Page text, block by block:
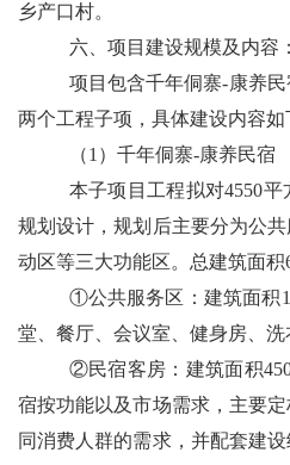
乡产口村。
六、项目建设规模及内容：
项目包含千年侗寨-康养
两个工程子项，具体建设内容如
（1 ）千年侗寨-康养民宿
本子项目工程拟对4550平
规划设计，规划后主要分为公
动区等三大功能区。总建筑面积
①公共服务区：建筑面积
堂、餐厅、会议室、健身房、洗
②民宿客房：建筑面积
宿按功能以及市场需求，主要
同消费人群的需求，并配套建